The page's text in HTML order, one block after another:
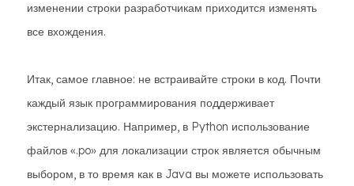
изменении строки разработчикам приходится изменять
все вхождения.
Итак, самое главное: не встраивайте строки в код. Почти
каждый язык программирования поддерживает
экстернализацию. Например, в Python использование
файлов «.po» для локализации строк является обычным
выбором, в то время как в Java вы можете использовать